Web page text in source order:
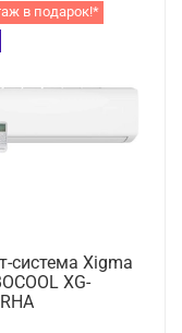
в подарок!*
система Xigma
XG-